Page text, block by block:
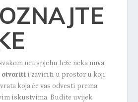
neuspjehu leže nekanova
otvoritii zaviriti u prostor u koji
koja će vas odvesti prema
iskustvima. Budite uvijek